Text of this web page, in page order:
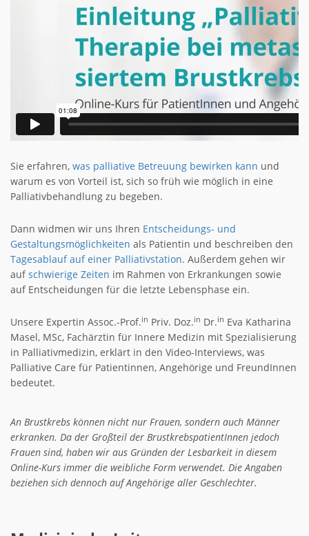
Sie erfahren, was palliative Betreuung bewirken kann und
warum es von Vorteil ist, sich so früh wie möglich in eine
Palliativbehandlung zu begeben.
Dann widmen wir uns Ihren Entscheidungs- und
Gestaltungsmöglichkeiten als Patientin und beschreiben den
Tagesablauf auf einer Palliativstation. Außerdem gehen wir
aufschwierige Zeiten im Rahmen von Erkrankungen sowie
auf Entscheidungen für die letzte Lebensphase ein.
Unsere Expertin Assoc.-Prof.in Priv. Doz.in Dr.in Eva Katharina
Masel, MSc, Fachärztin für Innere Medizin mit Spezialisierung
in Palliativmedizin, erklärt in den Video-Interviews, was
Palliative Care für Patientinnen, Angehörige und FreundInnen
bedeutet.
An Brustkrebs können nicht nur Frauen, sondern auch Männer
erkranken. Da der Großteil der BrustkrebspatientInnen jedoch
Frauen sind, haben wir aus Gründen der Lesbarkeit in diesem
Online-Kurs immer die weibliche Form verwendet. Die Angaben
beziehen sich dennoch auf Angehörige aller Geschlechter.